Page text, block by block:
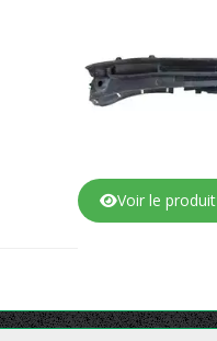
Voir le produit